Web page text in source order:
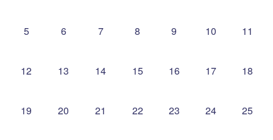
イベントなし 2026年 07月 5日
5 イベントなし 2026年 07月 6日
6 イベントなし 2026年 07月 7日
7 イベントなし 2026年 07月 8日
8 イベントなし 2026年
9 イベントなし
10 イベ
11
イベントなし 2026年 07月 12日
12 イベントなし 2026年 07月 13日
13 イベントなし 2026年 07月 14日
14 イベントなし 2026年 07月 15日
15 イベントなし 2026年
16 イベントなし
17 イベ
18
イベントなし 2026年 07月 19日
19 イベントなし 2026年 07月 20日
20 イベントなし 2026年 07月 21日
21 イベントなし 2026年 07月 22日
22 イベントなし 2026年
23 イベントなし
24 イベ
25